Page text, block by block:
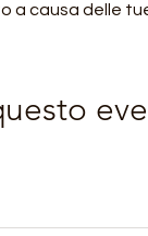
a causa delle